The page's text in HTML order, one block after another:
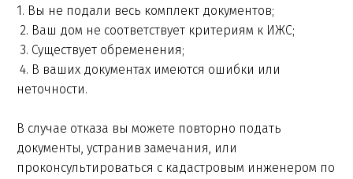
1. Вы не подали весь комплект документов;
2. Ваш дом не соответствует критериям к ИЖС;
3. Существует обременения;
4. В ваших документах имеются ошибки или
неточности.
В случае отказа вы можете повторно подать
документы, устранив замечания, или
проконсультироваться с кадастровым инженером по